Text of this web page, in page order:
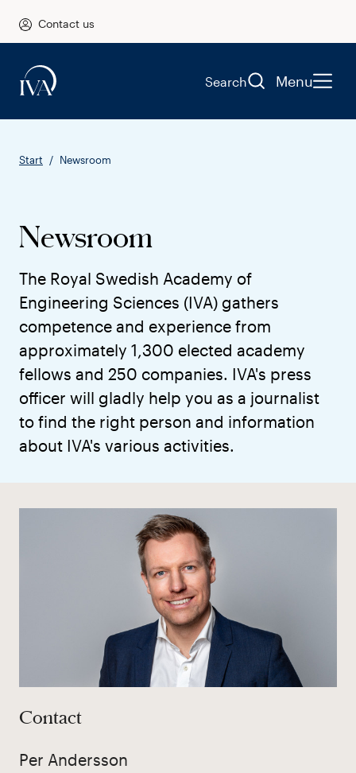
Contact us
Search Menu
Start Newsroom
Newsroom
The Royal Swedish Academy of
Engineering Sciences (IVA) gathers
competence and experience from
approximately 1,300 elected academy
fellows and 250 companies. IVA's press
officer will gladly help you as a journalist
to find the right person and information
about IVA's various activities.
Contact
Per Andersson